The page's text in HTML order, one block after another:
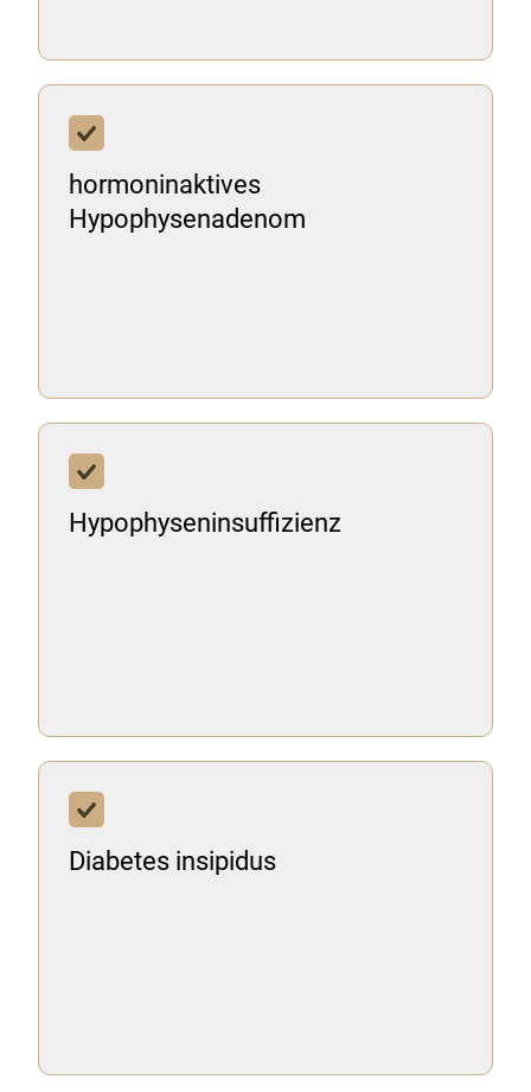
hormoninaktives
Hypophysenadenom
Hypophyseninsuffizienz
Diabetes insipidus